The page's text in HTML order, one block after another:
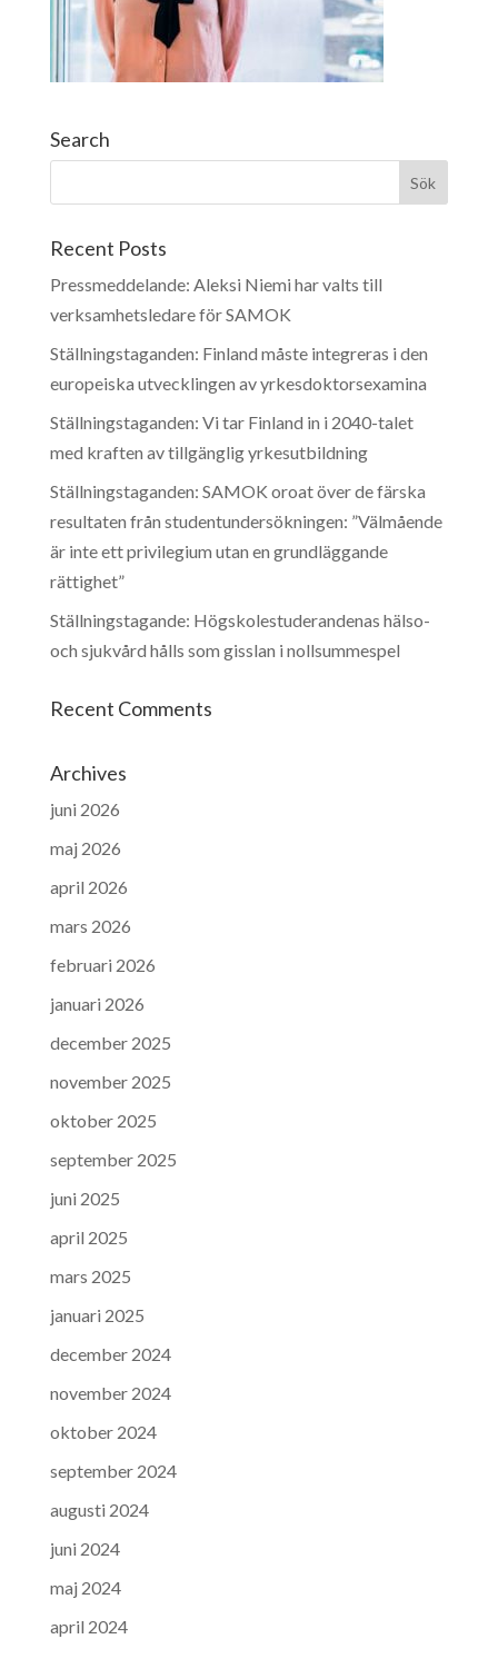
Search
Recent Posts
Pressmeddelande: Aleksi Niemi har valts till
verksamhetsledare för SAMOK
Ställningstaganden: Finland måste integreras i den
europeiska utvecklingen av yrkesdoktorsexamina
Ställningstaganden: Vi tar Finland in i 2040-talet
med kraften av tillgänglig yrkesutbildning
Ställningstaganden: SAMOK oroat över de färska
resultaten från studentundersökningen: ”Välmående
är inte ett privilegium utan en grundläggande
rättighet”
Ställningstagande: Högskolestuderandenas hälso-
och sjukvård hålls som gisslan i nollsummespel
Recent Comments
Archives
juni 2026
maj 2026
april 2026
mars 2026
februari 2026
januari 2026
december 2025
november 2025
oktober 2025
september 2025
juni 2025
april 2025
mars 2025
januari 2025
december 2024
november 2024
oktober 2024
september 2024
augusti 2024
juni 2024
maj 2024
april 2024